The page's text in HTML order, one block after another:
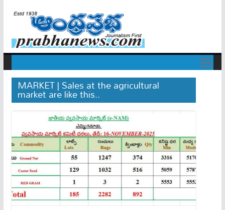
MARKET | Sales at the agricultural
market are like this..